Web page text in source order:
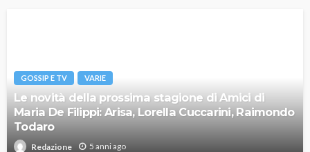
GOSSIP E TV VARIE
Le novità della prossima stagione di Amici di
Maria De Filippi: Arisa, Lorella Cuccarini, Raimondo
Todaro
Redazione 5 anni ago